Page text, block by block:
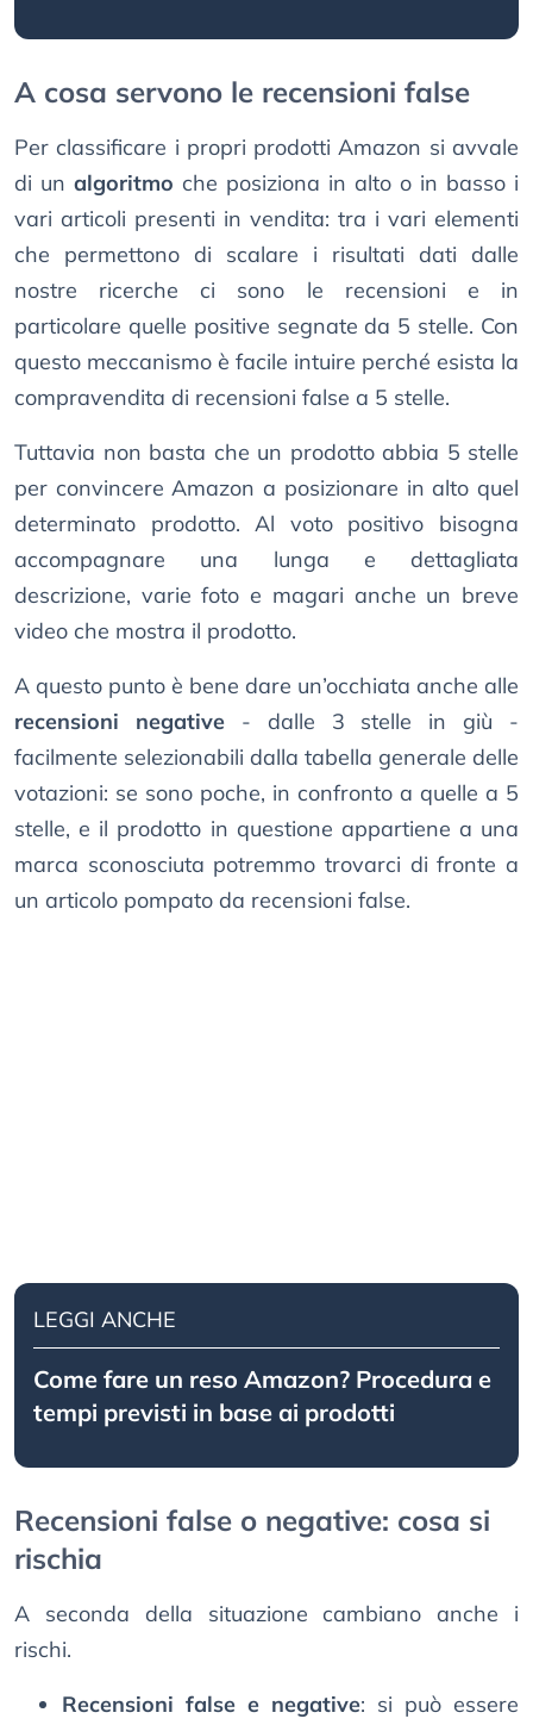
A cosa servono le recensioni false
Per classificare i propri prodotti Amazon si avvale
di un algoritmo che posiziona in alto o in basso i
vari articoli presenti in vendita: tra i vari elementi
che permettono di scalare i risultati dati dalle
nostre ricerche ci sono le recensioni e in
particolare quelle positive segnate da 5 stelle. Con
questo meccanismo è facile intuire perché esista la
compravendita di recensioni false a 5 stelle.
Tuttavia non basta che un prodotto abbia 5 stelle
per convincere Amazon a posizionare in alto quel
determinato prodotto. Al voto positivo bisogna
accompagnare una lunga e dettagliata
descrizione, varie foto e magari anche un breve
video che mostra il prodotto.
A questo punto è bene dare un’occhiata anche alle
recensioni negative- dalle 3 stelle in giù -
facilmente selezionabili dalla tabella generale delle
votazioni: se sono poche, in confronto a quelle a 5
stelle, e il prodotto in questione appartiene a una
marca sconosciuta potremmo trovarci di fronte a
un articolo pompato da recensioni false.
LEGGI ANCHE
Come fare un reso Amazon? Procedura e
tempi previsti in base ai prodotti
Recensioni false o negative: cosa si
rischia
A seconda della situazione cambiano anche i
rischi.
Recensioni false e negative: si può essere